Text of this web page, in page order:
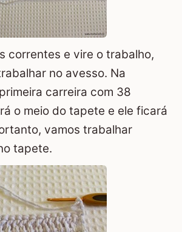
correntes e vire o trabalho,
no avesso. Na
carreira com 38
o meio do tapete e ele ficará
vamos trabalhar
tapete.